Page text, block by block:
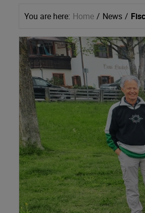
You are here: Home News